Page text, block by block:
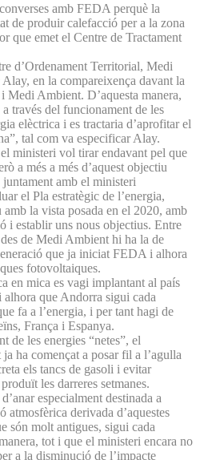
amb FEDA perquè la
de produir calefacció per a la zona
que emet el Centre de Tractament
d’Ordenament Territorial, Medi
en la compareixença davant la
Medi Ambient. D’aquesta manera,
través del funcionament de les
elèctrica i es tractaria d’aprofitar el
tal com va especificar Alay.
ministeri vol tirar endavant pel que
a més a més d’aquest objectiu
amb el ministeri
el Pla estratègic de l’energia,
la vista posada en el 2020, amb
i establir uns nous objectius. Entre
de Medi Ambient hi ha la de
que ja iniciat FEDA i alhora
fotovoltaiques.
en mica es vagi implantant al país
que Andorra sigui cada
fa a l’energia, i per tant hagi de
França i Espanya.
de les energies “netes”, el
ha començat a posar fil a l’agulla
els tancs de gasoli i evitar
les darreres setmanes.
especialment destinada a
atmosfèrica derivada d’aquestes
són molt antigues, sigui cada
tot i que el ministeri encara no
a la disminució de l’impacte